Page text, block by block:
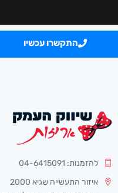
התקשרו עכשיו
להזמנות: 04-6415091
איזור התעשייה שגיא 2000